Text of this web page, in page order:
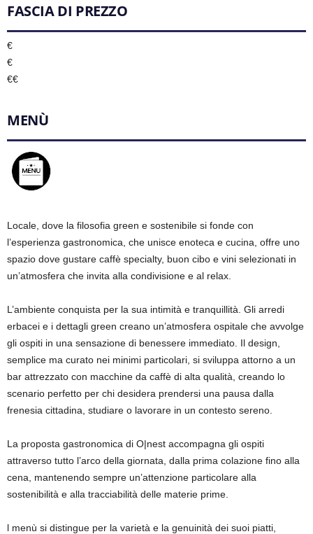
FASCIA DI PREZZO
€
€
€€
MENÙ
Locale, dove la filosofia green e sostenibile si fonde con
l’esperienza gastronomica, che unisce enoteca e cucina, offre uno
spazio dove gustare caffè specialty, buon cibo e vini selezionati in
un’atmosfera che invita alla condivisione e al relax.
L’ambiente conquista per la sua intimità e tranquillità. Gli arredi
erbacei e i dettagli green creano un’atmosfera ospitale che avvolge
gli ospiti in una sensazione di benessere immediato. Il design,
semplice ma curato nei minimi particolari, si sviluppa attorno a un
bar attrezzato con macchine da caffè di alta qualità, creando lo
scenario perfetto per chi desidera prendersi una pausa dalla
frenesia cittadina, studiare o lavorare in un contesto sereno.
La proposta gastronomica di O|nest accompagna gli ospiti
attraverso tutto l’arco della giornata, dalla prima colazione fino alla
cena, mantenendo sempre un’attenzione particolare alla
sostenibilità e alla tracciabilità delle materie prime.
l menù si distingue per la varietà e la genuinità dei suoi piatti,